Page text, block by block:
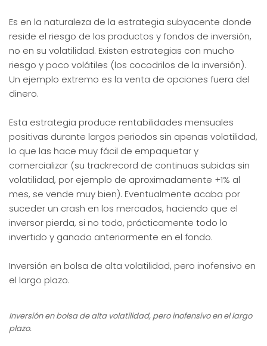
Es en la naturaleza de la estrategia subyacente donde
reside el riesgo de los productos y fondos de inversión,
no en su volatilidad. Existen estrategias con mucho
riesgo y poco volátiles (los cocodrilos de la inversión).
Un ejemplo extremo es la venta de opciones fuera del
dinero.
Esta estrategia produce rentabilidades mensuales
positivas durante largos periodos sin apenas volatilidad,
lo que las hace muy fácil de empaquetar y
comercializar (su trackrecord de continuas subidas sin
volatilidad, por ejemplo de aproximadamente +1% al
mes, se vende muy bien). Eventualmente acaba por
suceder un crash en los mercados, haciendo que el
inversor pierda, si no todo, prácticamente todo lo
invertido y ganado anteriormente en el fondo.
Inversión en bolsa de alta volatilidad, pero inofensivo en
el largo plazo.
Inversión en bolsa de alta volatilidad, pero inofensivo en el largo
plazo.